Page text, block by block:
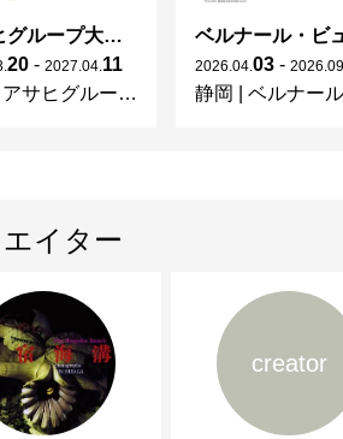
アサヒグループ大山崎山荘美術館 開館30周年記念展「没後100年 クロード・モネ」
20 - 2027 04 11
アサヒグループ大山崎山荘美術館
2026 04 03 - 2026 09
静岡
ベルナール・ビュフェ美
イター
creator